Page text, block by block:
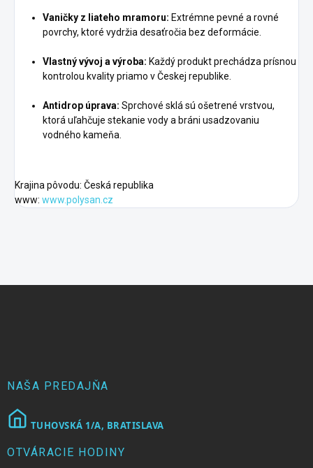
Vaničky z liateho mramoru: Extrémne pevné a rovné
povrchy, ktoré vydržia desaťročia bez deformácie.
Vlastný vývoj a výroba: Každý produkt prechádza prísnou
kontrolou kvality priamo v Českej republike.
Antidrop úprava: Sprchové sklá sú ošetrené vrstvou,
ktorá uľahčuje stekanie vody a bráni usadzovaniu
vodného kameňa.
Krajina pôvodu: Česká republika
www: www.polysan.cz
NAŠA PREDAJŇA
TUHOVSKÁ 1/A, BRATISLAVA
OTVÁRACIE HODINY